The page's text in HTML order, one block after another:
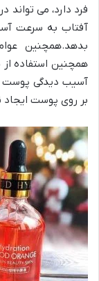
فرد دارد، می تواند
آفتاب به سرعت
بدهد.همچنین
همچنین استفاده
آسیب دیدگی پوست
بر روی پوست ایجاد